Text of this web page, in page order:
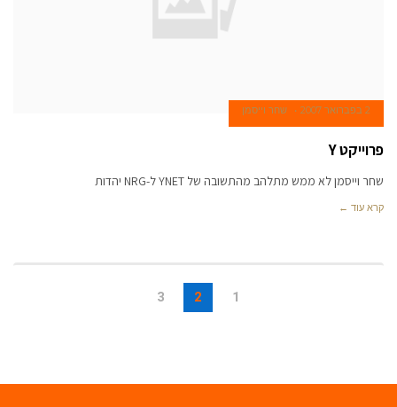
2 בפברואר 2007 שחר וייסמן
פרוייקט Y
שחר וייסמן לא ממש מתלהב מהתשובה של YNET ל-NRG יהדות
קרא עוד ←
1
2
3